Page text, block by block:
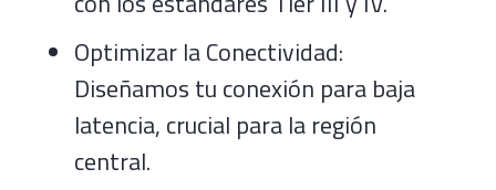
Optimizar la Conectividad:
Diseñamos tu conexión para baja
latencia, crucial para la región
central.